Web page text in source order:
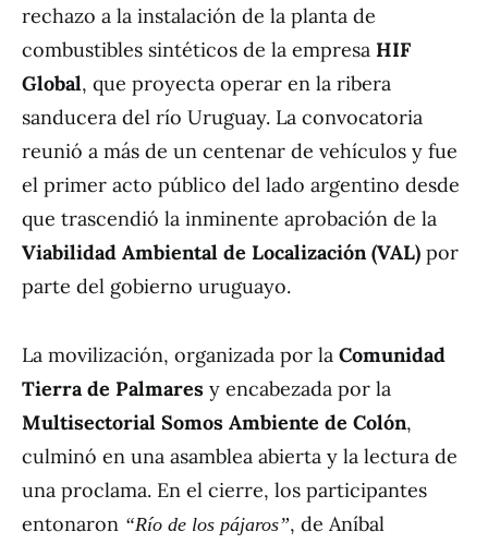
rechazo a la instalación de la planta de
combustibles sintéticos de la empresa HIF
Global, que proyecta operar en la ribera
sanducera del río Uruguay. La convocatoria
reunió a más de un centenar de vehículos y fue
el primer acto público del lado argentino desde
que trascendió la inminente aprobación de la
Viabilidad Ambiental de Localización (VAL) por
parte del gobierno uruguayo.
La movilización, organizada por la Comunidad
Tierra de Palmares y encabezada por la
Multisectorial Somos Ambiente de Colón,
culminó en una asamblea abierta y la lectura de
una proclama. En el cierre, los participantes
entonaron “Río de los pájaros”, de Aníbal